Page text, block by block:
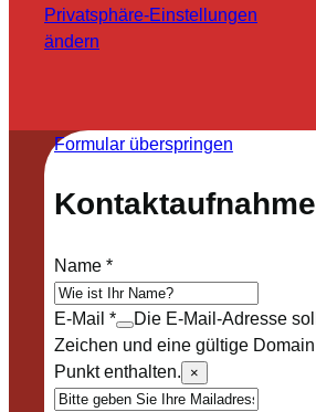
Privatsphäre-Einstellungen
ändern
Formular überspringen
Kontaktaufnahme
Name*
E-Mail *
Die E-Mail-Adresse
Zeichen und eine gültige
Punkt enthalten.
×